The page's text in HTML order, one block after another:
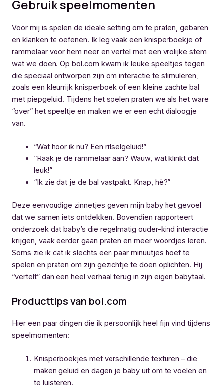
Gebruik speelmomenten
Voor mij is spelen de ideale setting om te praten, gebaren
en klanken te oefenen. Ik leg vaak een knisperboekje of
rammelaar voor hem neer en vertel met een vrolijke stem
wat we doen. Op bol.com kwam ik leuke speeltjes tegen
die speciaal ontworpen zijn om interactie te stimuleren,
zoals een kleurrijk knisperboek of een kleine zachte bal
met piepgeluid. Tijdens het spelen praten we als het ware
“over” het speeltje en maken we er een echt dialoogje
van.
“Wat hoor ik nu? Een ritselgeluid!”
“Raak je de rammelaar aan? Wauw, wat klinkt dat
leuk!”
“Ik zie dat je de bal vastpakt. Knap, hè?”
Deze eenvoudige zinnetjes geven mijn baby het gevoel
dat we samen iets ontdekken. Bovendien rapporteert
onderzoek dat baby’s die regelmatig ouder-kind interactie
krijgen, vaak eerder gaan praten en meer woordjes leren.
Soms zie ik dat ik slechts een paar minuutjes hoef te
spelen en praten om zijn gezichtje te doen oplichten. Hij
“vertelt” dan een heel verhaal terug in zijn eigen babytaal.
Producttips van bol.com
Hier een paar dingen die ik persoonlijk heel fijn vind tijdens
speelmomenten:
Knisperboekjes met verschillende texturen – die
maken geluid en dagen je baby uit om te voelen en
te luisteren.